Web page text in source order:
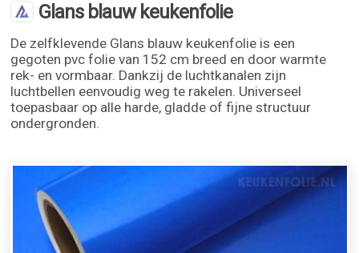
Glans blauw keukenfolie
De zelfklevende Glans blauw keukenfolie is een
gegoten pvc folie van 152 cm breed en door warmte
rek- en vormbaar. Dankzij de luchtkanalen zijn
luchtbellen eenvoudig weg te rakelen. Universeel
toepasbaar op alle harde, gladde of fijne structuur
ondergronden.